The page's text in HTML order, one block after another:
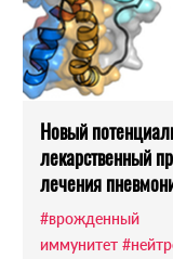
Новый
лекарственный
лечения
#врожденный
иммунитет